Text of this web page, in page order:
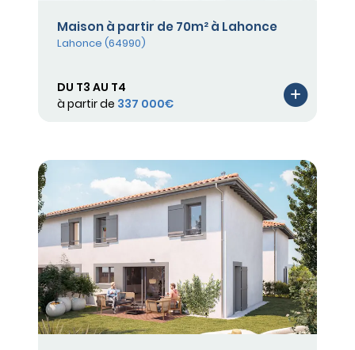
Maison à partir de 70m² à Lahonce
Lahonce (64990)
DU T3 AU T4
à partir de 337 000€